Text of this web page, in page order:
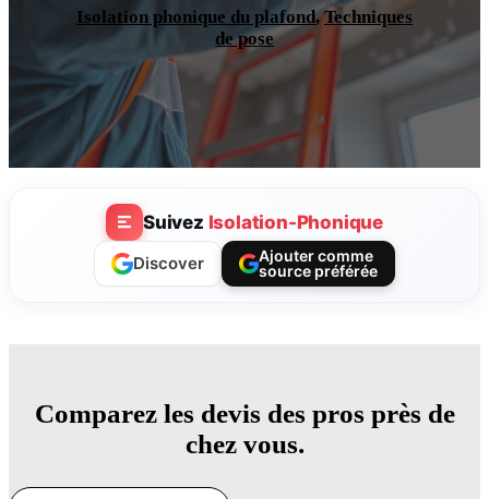
Isolation phonique du plafond,Techniques
de pose
Suivez Isolation-Phonique
Discover
Ajouter comme
source préférée
Comparez les devis des pros près de
chez vous.